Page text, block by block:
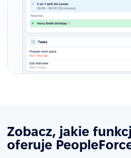
Zobacz, jakie
oferuje